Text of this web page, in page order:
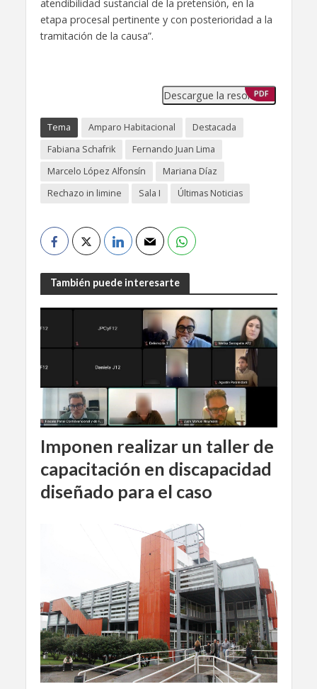
atendibilidad sustancial de la pretensión, en la
etapa procesal pertinente y con posterioridad a la
tramitación de la causa”.
Descargue la resolución
PDF
Tema Amparo Habitacional
Destacada
Fabiana Schafrik
Fernando Juan Lima
Marcelo López Alfonsín
Mariana Díaz
Rechazo in limine
Sala I Últimas Noticias
También puede interesarte
Imponen realizar un taller de
capacitación en discapacidad
diseñado para el caso